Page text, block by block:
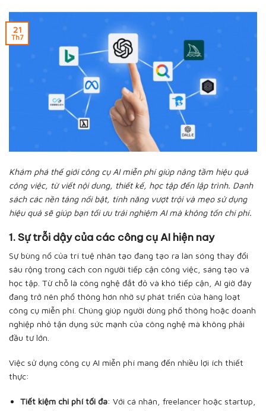
21
Th7
Khám phá thế giới công cụ AI miễn phí giúp nâng tầm hiệu quả
công việc, từ viết nội dung, thiết kế, học tập đến lập trình. Danh
sách các nền tảng nổi bật, tính năng vượt trội và mẹo sử dụng
hiệu quả sẽ giúp bạn tối ưu trải nghiệm AI mà không tốn chi phí.
1. Sự trỗi dậy của các công cụ AI hiện nay
Sự bùng nổ của trí tuệ nhân tạo đang tạo ra làn sóng thay đổi
sâu rộng trong cách con người tiếp cận công việc, sáng tạo và
học tập. Từ chỗ là công nghệ đắt đỏ và khó tiếp cận, AI giờ đây
đang trở nên phổ thông hơn nhờ sự phát triển của hàng loạt
công cụ miễn phí. Chúng giúp người dùng phổ thông hoặc doanh
nghiệp nhỏ tận dụng sức mạnh của công nghệ mà không phải
đầu tư lớn.
Việc sử dụng công cụ AI miễn phí mang đến nhiều lợi ích thiết
thực:
Tiết kiệm chi phí tối đa: Với cá nhân, freelancer hoặc startup,